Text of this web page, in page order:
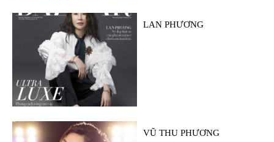
LAN PHƯƠNG
VŨ THU PHƯƠNG